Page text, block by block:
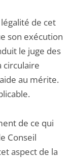
de cet
son exécution
le juge des
circulaire
au mérite.
de ce qui
Conseil
aspect de la